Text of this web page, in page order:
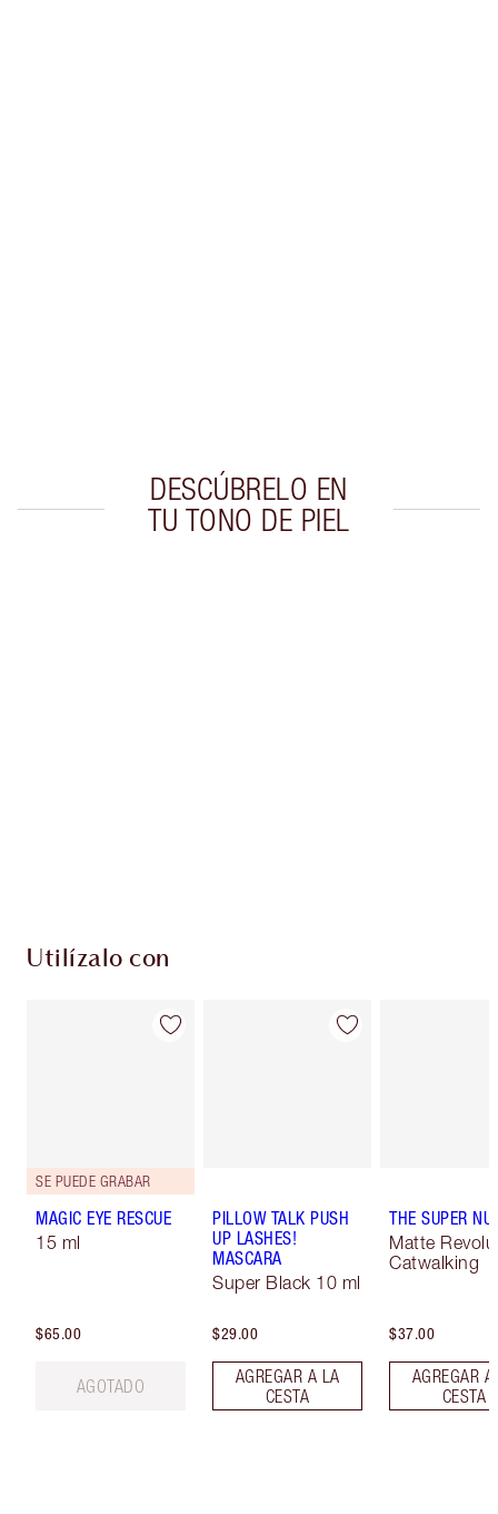
DESCÚBRELO EN
TU TONO DE PIEL
Utilízalo con
SE PUEDE GRABAR
MAGIC EYE RESCUE
15 ml
$65.00
AGOTADO
PILLOW TALK PUSH
UP LASHES!
MASCARA
Super Black 10 ml
$29.00
AGREGAR A LA
CESTA
THE SUPER
Matte
Catwalking
$37.00
AGREGAR
CESTA